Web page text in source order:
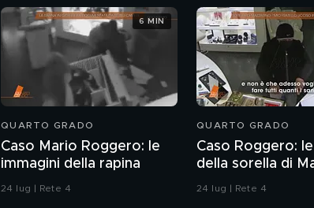
QUARTO GRADO
Caso Mario Roggero: le
immagini della rapina
24 lug | Rete 4
6 MIN
QUARTO GRADO
Caso Roggero:
della sorella di
24 lug | Rete 4